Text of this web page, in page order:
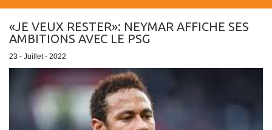
«JE VEUX RESTER»: NEYMAR AFFICHE SES
AMBITIONS AVEC LE PSG
23 - Juillet - 2022